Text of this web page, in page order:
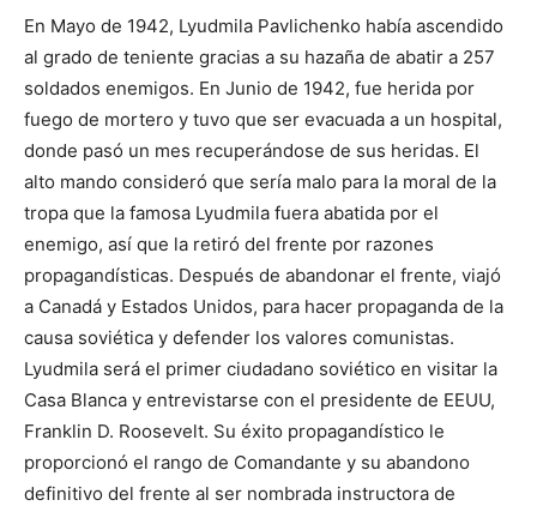
En Mayo de 1942, Lyudmila Pavlichenko había ascendido
al grado de teniente gracias a su hazaña de abatir a 257
soldados enemigos. En Junio de 1942, fue herida por
fuego de mortero y tuvo que ser evacuada a un hospital,
donde pasó un mes recuperándose de sus heridas. El
alto mando consideró que sería malo para la moral de la
tropa que la famosa Lyudmila fuera abatida por el
enemigo, así que la retiró del frente por razones
propagandísticas. Después de abandonar el frente, viajó
a Canadá y Estados Unidos, para hacer propaganda de la
causa soviética y defender los valores comunistas.
Lyudmila será el primer ciudadano soviético en visitar la
Casa Blanca y entrevistarse con el presidente de EEUU,
Franklin D. Roosevelt. Su éxito propagandístico le
proporcionó el rango de Comandante y su abandono
definitivo del frente al ser nombrada instructora de